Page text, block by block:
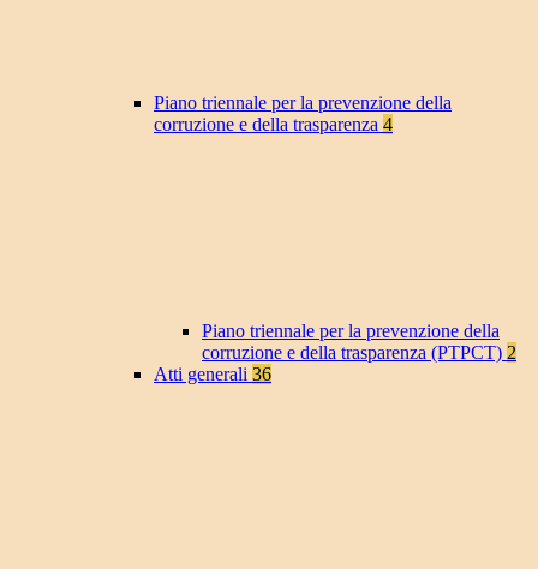
Piano triennale per la prevenzione della
corruzione e della trasparenza 4
Piano triennale per la prevenzione della
corruzione e della trasparenza (PTPCT) 2
Atti generali 36